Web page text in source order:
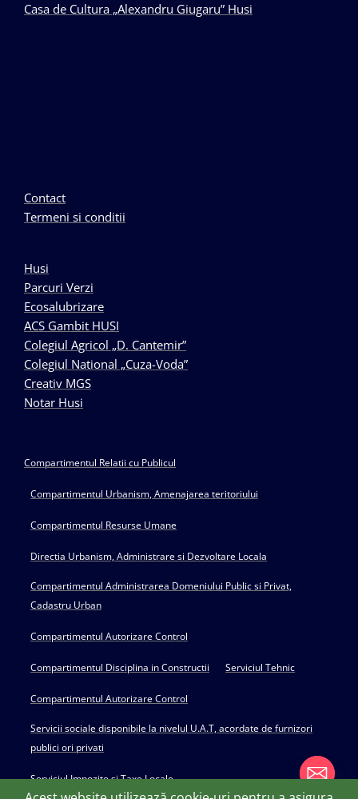
Casa de Cultura „Alexandru Giugaru” Husi
Contact
Termeni si conditii
Husi
Parcuri Verzi
Ecosalubrizare
ACS Gambit HUSI
Colegiul Agricol „D. Cantemir”
Colegiul National „Cuza-Voda”
Creativ MGS
Notar Husi
Compartimentul Relatii cu Publicul
Compartimentul Urbanism, Amenajarea teritoriului
Compartimentul Resurse Umane
Directia Urbanism, Administrare si Dezvoltare Locala
Compartimentul Administrarea Domeniului Public si Privat,
Cadastru Urban
Compartimentul Autorizare Control
Compartimentul Disciplina in Constructii Serviciul Tehnic
Compartimentul Autorizare Control
Servicii sociale disponibile la nivelul U.A.T, acordate de furnizori
publici ori privati
Serviciul Impozite si Taxe Locale